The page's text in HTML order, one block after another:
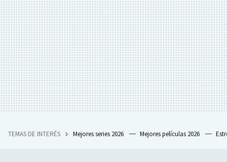
TEMAS DE INTERÉS Mejores series 2026 Mejores películas 2026